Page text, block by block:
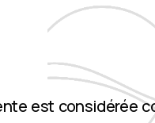
est considérée